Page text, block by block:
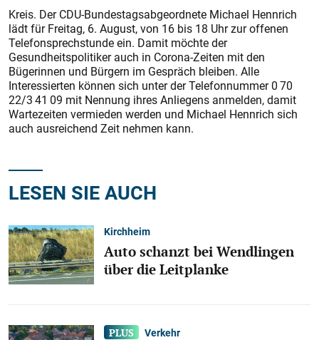
Kreis. Der CDU-Bundestagsabgeordnete Michael Hennrich
lädt für Freitag, 6. August, von 16 bis 18 Uhr zur offenen
Telefonsprechstunde ein. Damit möchte der
Gesundheitspolitiker auch in Corona-Zeiten mit den
Bügerinnen und Bürgern im Gespräch bleiben. Alle
Interessierten können sich unter der Telefonnummer 0 70
22/3 41 09 mit Nennung ihres Anliegens anmelden, damit
Wartezeiten vermieden werden und Michael Hennrich sich
auch ausreichend Zeit nehmen kann.
LESEN SIE AUCH
Kirchheim
Auto schanzt bei Wendlingen
über die Leitplanke
Verkehr